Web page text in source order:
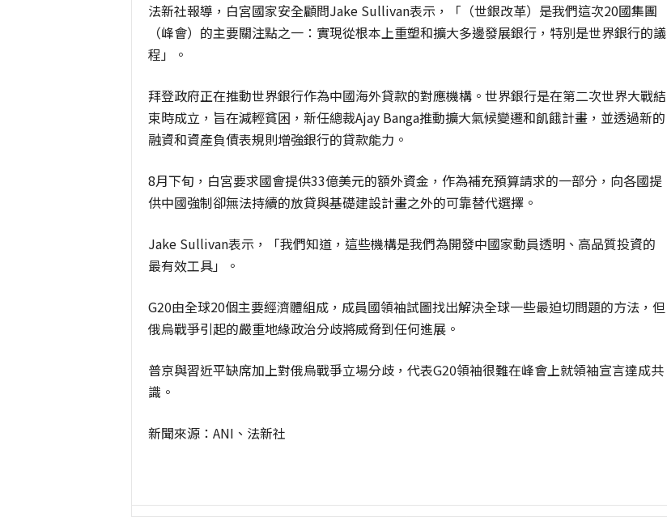
法新社報導，白宮國家安全顧問Jake Sullivan表示，「（世銀改革）是我們這次20國集團
（峰會）的主要關注點之一：實現從根本上重塑和擴大多邊發展銀行，特別是世界銀行的議
程」。
拜登政府正在推動世界銀行作為中國海外貸款的對應機構。世界銀行是在第二次世界大戰結
束時成立，旨在減輕貧困，新任總裁Ajay Banga推動擴大氣候變遷和飢餓計畫，並透過新的
融資和資產負債表規則增強銀行的貸款能力。
8月下旬，白宮要求國會提供33億美元的額外資金，作為補充預算請求的一部分，向各國提
供中國強制卻無法持續的放貸與基礎建設計畫之外的可靠替代選擇。
Jake Sullivan表示，「我們知道，這些機構是我們為開發中國家動員透明、高品質投資的
最有效工具」。
G20由全球20個主要經濟體組成，成員國領袖試圖找出解決全球一些最迫切問題的方法，但
俄烏戰爭引起的嚴重地緣政治分歧將威脅到任何進展。
普京與習近平缺席加上對俄烏戰爭立場分歧，代表G20領袖很難在峰會上就領袖宣言達成共
識。
新聞來源：ANI、法新社